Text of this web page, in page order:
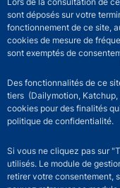
sont déposés sur votre
fonctionnement de ce site,
cookies de mesure de
sont exemptés de
Des fonctionnalités de ce
tiers (Dailymotion, Katchup,
cookies pour des finalités
politique de confidentialité.
Si vous ne cliquez pas sur
utilisés. Le module de
retirer votre consentement,